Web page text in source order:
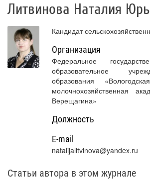
Литвинова Наталия
Кандидат
Организация
Федеральное
образовательное
образования
молочнохозяйственная
Верещагина»
Должность
E-mail
natalijalitvinova@yandex.ru
Статьи автора в этом журнале